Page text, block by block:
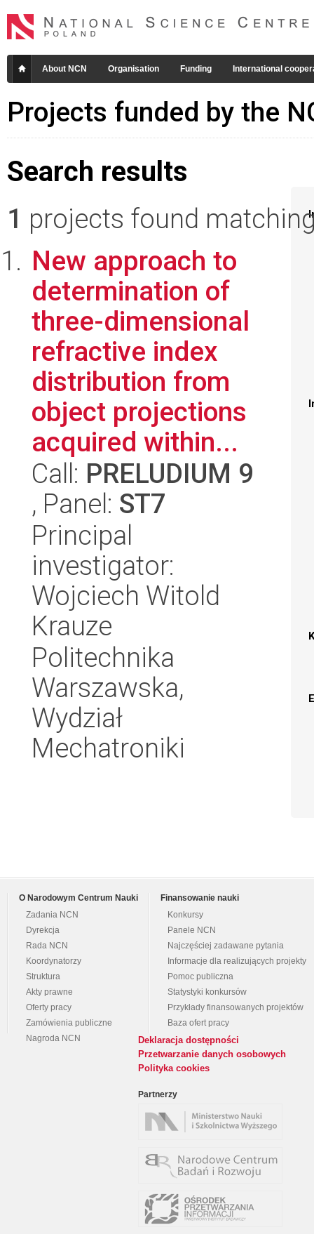
About NCN Organisation Funding International
Projects funded by the
Search results
1 projects found
New approach to
determination of
three-dimensional
refractive index
distribution from
object projections
acquired within...
Call: PRELUDIUM 9
, Panel: ST7
Principal
investigator:
Wojciech Witold
Krauze
Politechnika
Warszawska,
Wydział
Mechatroniki
O Narodowym Centrum Nauki
Zadania NCN
Dyrekcja
Rada NCN
Koordynatorzy
Struktura
Akty prawne
Oferty pracy
Zamówienia publiczne
Nagroda NCN
Finansowanie nauki
Konkursy
Panele NCN
Najczęściej zadawane pytania
Informacje dla realizujących projekty
Pomoc publiczna
Statystyki konkursów
Przykłady finansowanych projektów
Baza ofert pracy
Deklaracja dostępności
Przetwarzanie danych osobowych
Polityka cookies
Partnerzy